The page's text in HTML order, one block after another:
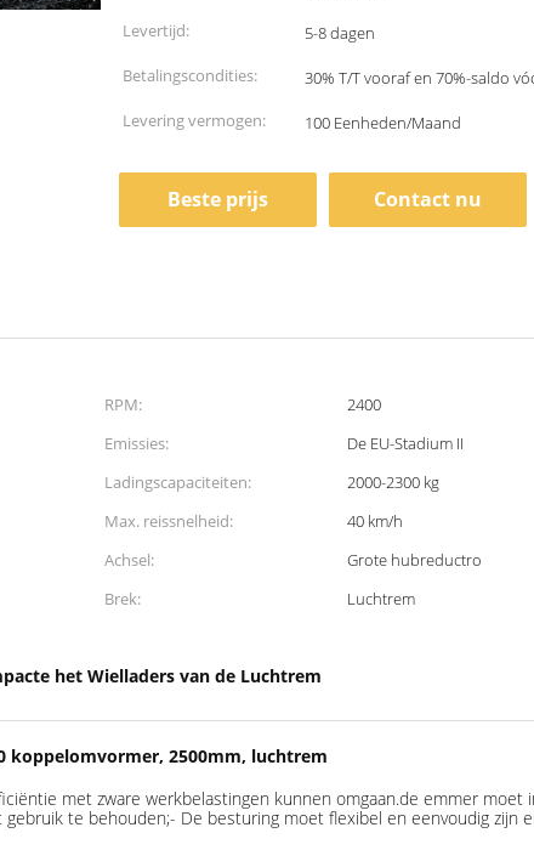
Levertijd:
5-8 dagen
Betalingscondities:
30% T/T vooraf en 70%-saldo
Levering vermogen:
100 Eenheden/Maand
Beste prijs Contact nu
RPM:
2400
Emissies:
De EU-Stadium II
Ladingscapaciteiten:
2000-2300 kg
Max. reissnelheid:
40 km/h
Achsel:
Grote hubreductro
Brek:
Luchtrem
het Wielladers van de Luchtrem
koppelomvormer, 2500mm, luchtrem
met zware werkbelastingen kunnen omgaan.de emmer moet
te behouden;- De besturing moet flexibel en eenvoudig zijn